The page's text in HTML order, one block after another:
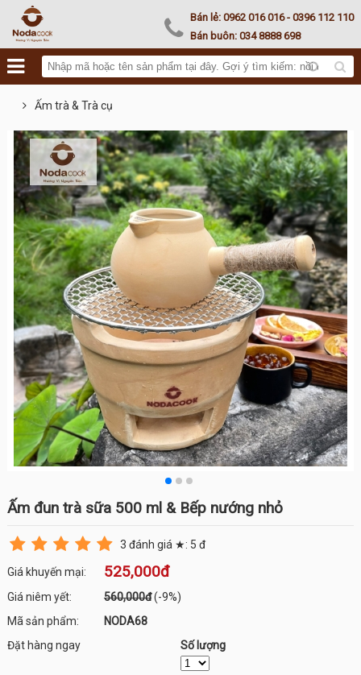
Noda Kamado Bán lẻ:0962 016 016 - 0396 112 110
Bán buôn:034 8888 698
Ấm trà & Trà cụ
Ấm đun trà sữa 500 ml & Bếp nướng nhỏ
3 đánh giá ★: 5 đ
Giá khuyến mại: 525,000đ
Giá niêm yết: 560,000đ(-9%)
Mã sản phẩm:
NODA68
Đặt hàng ngay
Số lượng